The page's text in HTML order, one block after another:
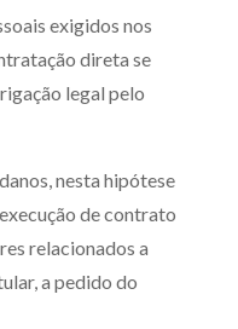
exigidos nos
direta se
legal pelo
nesta hipótese
de contrato
relacionados a
a pedido do